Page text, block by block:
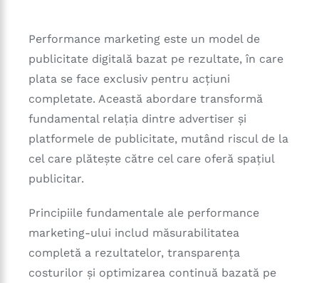
Performance marketing este un model de
publicitate digitală bazat pe rezultate, în care
plata se face exclusiv pentru acțiuni
completate. Această abordare transformă
fundamental relația dintre advertiser și
platformele de publicitate, mutând riscul de la
cel care plătește către cel care oferă spațiul
publicitar.
Principiile fundamentale ale performance
marketing-ului includ măsurabilitatea
completă a rezultatelor, transparența
costurilor și optimizarea continuă bazată pe